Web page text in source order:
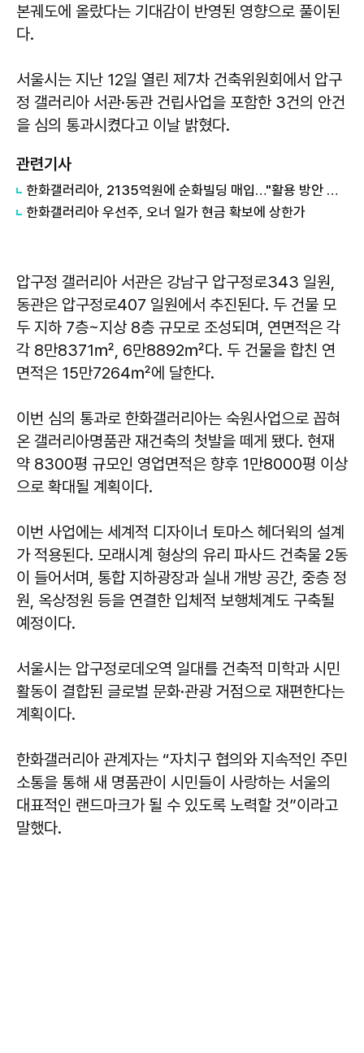
본궤도에 올랐다는 기대감이 반영된 영향으로 풀이된
다.
서울시는 지난 12일 열린 제7차 건축위원회에서 압구
정 갤러리아 서관·동관 건립사업을 포함한 3건의 안건
을 심의 통과시켰다고 이날 밝혔다.
관련기사
한화갤러리아, 2135억원에 순화빌딩 매입…"활용 방안 검토"
한화갤러리아 우선주, 오너 일가 현금 확보에 상한가
압구정 갤러리아 서관은 강남구 압구정로343 일원,
동관은 압구정로407 일원에서 추진된다. 두 건물 모
두 지하 7층~지상 8층 규모로 조성되며, 연면적은 각
각 8만8371㎡, 6만8892㎡다. 두 건물을 합친 연
면적은 15만7264㎡에 달한다.
이번 심의 통과로 한화갤러리아는 숙원사업으로 꼽혀
온 갤러리아명품관 재건축의 첫발을 떼게 됐다. 현재
약 8300평 규모인 영업면적은 향후 1만8000평 이상
으로 확대될 계획이다.
이번 사업에는 세계적 디자이너 토마스 헤더윅의 설계
가 적용된다. 모래시계 형상의 유리 파사드 건축물 2동
이 들어서며, 통합 지하광장과 실내 개방 공간, 중층 정
원, 옥상정원 등을 연결한 입체적 보행체계도 구축될
예정이다.
서울시는 압구정로데오역 일대를 건축적 미학과 시민
활동이 결합된 글로벌 문화·관광 거점으로 재편한다는
계획이다.
한화갤러리아 관계자는 “자치구 협의와 지속적인 주민
소통을 통해 새 명품관이 시민들이 사랑하는 서울의
대표적인 랜드마크가 될 수 있도록 노력할 것”이라고
말했다.